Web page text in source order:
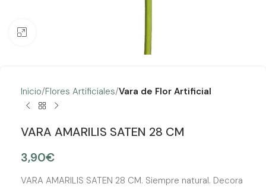
Inicio Flores Artificiales Vara de Flor Artificial
VARA AMARILIS SATEN 28 CM
3,90€
VARA AMARILIS SATEN 28 CM. Siempre natural. Decora